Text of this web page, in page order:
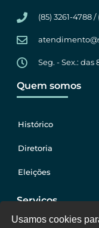
(85) 3261-4788
Seg. - Sex.: das
Quem somos
Histórico
Diretoria
Eleições
Serviços
Usamos cookies